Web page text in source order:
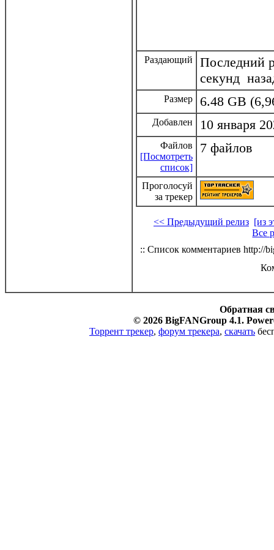
Раздающий
Последний
секунд
Размер 6.48 GB
Добавлен 10 января
Файлов
[Посмотреть
список]
7 файлов
Проголосуй
за трекер
<< Предыдущий релиз [из
Все
:: Список комментариев http://
Обратная
© 2026 BigFANGroup 4.1.
Торрент трекер, форум трекера, скачать